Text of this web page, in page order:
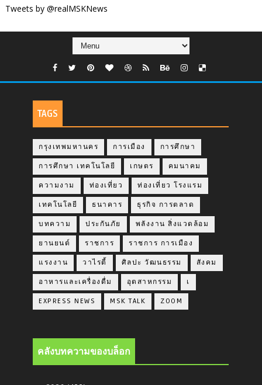
Tweets by @realMSKNews
TAGS
กรุงเทพมหานคร การเมือง การศึกษา
การศึกษา เทคโนโลยี เกษตร คมนาคม
ความงาม ท่องเที่ยว ท่องเที่ยว โรงแรม
เทคโนโลยี ธนาคาร ธุรกิจ การตลาด
บทความ ประกันภัย พลังงาน สิ่งแวดล้อม
ยานยนต์ ราชการ ราชการ การเมือง
แรงงาน วาไรตี้ ศิลปะ วัฒนธรรม สังคม
อาหารและเครื่องดื่ม อุตสาหกรรม เ
EXPRESS NEWS MSK TALK ZOOM
คลังบทความของบล็อก